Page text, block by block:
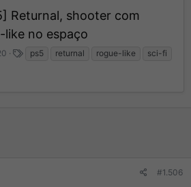
Returnal, shooter com
like no espaço
ps5 returnal rogue-like
sci-fi
#1.506